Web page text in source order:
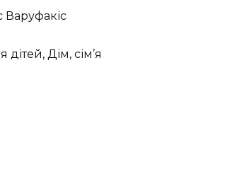
Варуфакіс
дітей, Дім, сім’я